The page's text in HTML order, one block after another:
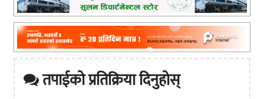
तपाईको प्रतिक्रिया दिनुहोस्